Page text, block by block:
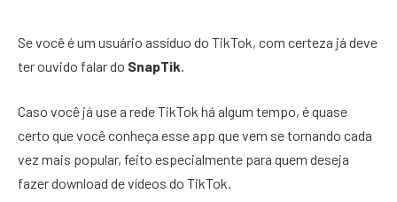
Se você é um usuário assíduo do TikTok, com certeza já deve
ter ouvido falar do SnapTik.
Caso você já use a rede TikTok há algum tempo, é quase
certo que você conheça esse app que vem se tornando cada
vez mais popular, feito especialmente para quem deseja
fazer download de vídeos do TikTok.